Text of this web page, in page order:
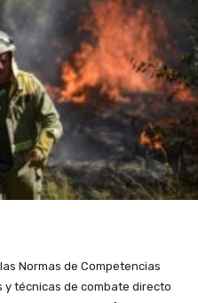
Normas de Competencias
técnicas de combate directo